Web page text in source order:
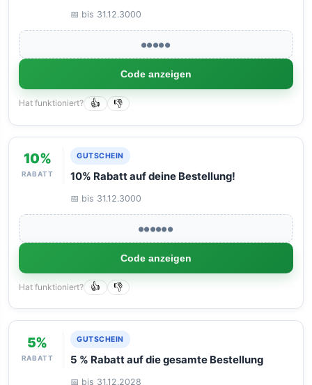
📅 bis 31.12.3000
●●●●●
Code anzeigen
Hat funktioniert? 👍 👎
10%
RABATT
GUTSCHEIN
10% Rabatt auf deine Bestellung!
📅 bis 31.12.3000
●●●●●●
Code anzeigen
Hat funktioniert? 👍 👎
5%
RABATT
GUTSCHEIN
5 % Rabatt auf die gesamte Bestellung
📅 bis 31.12.2028